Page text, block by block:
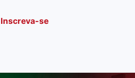
Inscreva-se